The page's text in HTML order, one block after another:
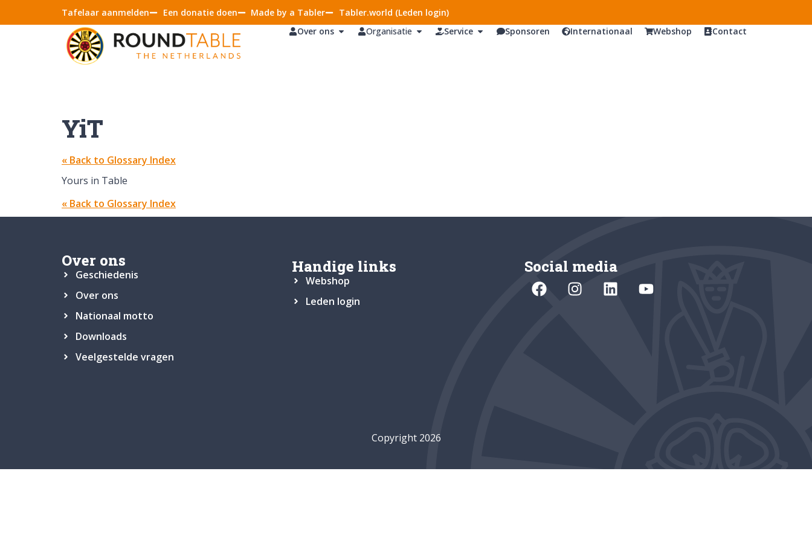
Tafelaar aanmelden Een donatie doen Made by a Tabler
Tabler.world (Leden login)
Over ons
Organisatie Service Sponsoren Internationaal Webshop Contact
YiT
« Back to Glossary Index
Yours in Table
« Back to Glossary Index
Over ons
Geschiedenis
Over ons
Nationaal motto
Downloads
Veelgestelde vragen
Handige links
Webshop
Leden login
Social media
Copyright 2026